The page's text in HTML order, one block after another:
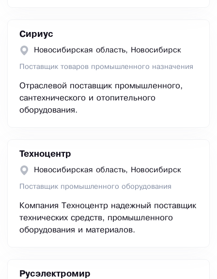
Сириус
Новосибирская область, Новосибирск
Поставщик товаров промышленного назначения
Отраслевой поставщик промышленного,
сантехнического и отопительного
оборудования.
Техноцентр
Новосибирская область, Новосибирск
Поставщик промышленного оборудования
Компания Техноцентр надежный поставщик
технических средств, промышленного
оборудования и материалов.
Русэлектромир